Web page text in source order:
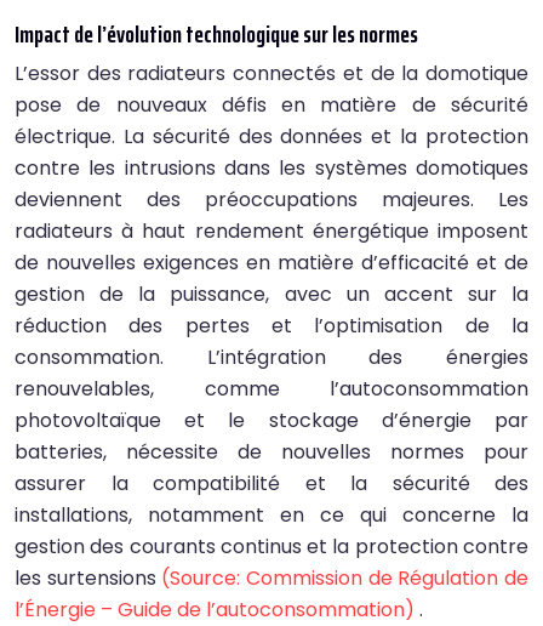
Impact de l’évolution technologique sur les normes
L’essor des radiateurs connectés et de la domotique
pose de nouveaux défis en matière de sécurité
électrique. La sécurité des données et la protection
contre les intrusions dans les systèmes domotiques
deviennent des préoccupations majeures. Les
radiateurs à haut rendement énergétique imposent
de nouvelles exigences en matière d’efficacité et de
gestion de la puissance, avec un accent sur la
réduction des pertes et l’optimisation de la
consommation. L’intégration des énergies
renouvelables, comme l’autoconsommation
photovoltaïque et le stockage d’énergie par
batteries, nécessite de nouvelles normes pour
assurer la compatibilité et la sécurité des
installations, notamment en ce qui concerne la
gestion des courants continus et la protection contre
les surtensions (Source: Commission de Régulation de
l’Énergie – Guide de l’autoconsommation) .